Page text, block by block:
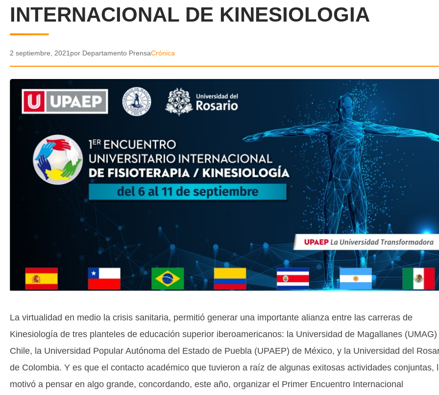
INTERNACIONAL DE KINESIOLOGIA
2 septiembre, 2021 por Departamento PrensaCrónica
La virtualidad en medio la crisis sanitaria, permitió generar una importante alianza entre las carreras de
Kinesiología de tres planteles de educación superior iberoamericanos: la Universidad de Magallanes (UMAG)
Chile, la Universidad Popular Autónoma del Estado de Puebla (UPAEP) de México, y la Universidad del
de Colombia. Y es que el contacto académico que tuvieron a raíz de algunas exitosas actividades conjuntas,
motivó a pensar en algo grande, concordando, este año, organizar el Primer Encuentro Internacional